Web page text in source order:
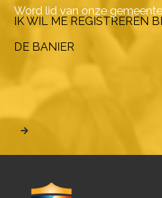
Word lid van onze gemeente
IK WIL ME REGISTREREN
DE BANIER